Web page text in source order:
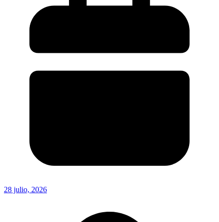
28 julio, 2026